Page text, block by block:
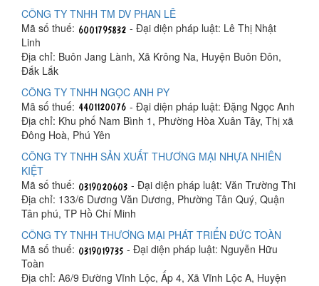
CÔNG TY TNHH TM DV PHAN LÊ
Mã số thuế:
- Đại diện pháp luật: Lê Thị Nhật
Linh
Địa chỉ: Buôn Jang Lành, Xã Krông Na, Huyện Buôn Đôn,
Đắk Lắk
CÔNG TY TNHH NGỌC ANH PY
Mã số thuế:
- Đại diện pháp luật: Đặng Ngọc Anh
Địa chỉ: Khu phố Nam Bình 1, Phường Hòa Xuân Tây, Thị xã
Đông Hoà, Phú Yên
CÔNG TY TNHH SẢN XUẤT THƯƠNG MẠI NHỰA NHIÊN
KIỆT
Mã số thuế:
- Đại diện pháp luật: Văn Trường Thi
Địa chỉ: 133/6 Dương Văn Dương, Phường Tân Quý, Quận
Tân phú, TP Hồ Chí Minh
CÔNG TY TNHH THƯƠNG MẠI PHÁT TRIỂN ĐỨC TOÀN
Mã số thuế:
- Đại diện pháp luật: Nguyễn Hữu
Toàn
Địa chỉ: A6/9 Đường Vĩnh Lộc, Ấp 4, Xã Vĩnh Lộc A, Huyện